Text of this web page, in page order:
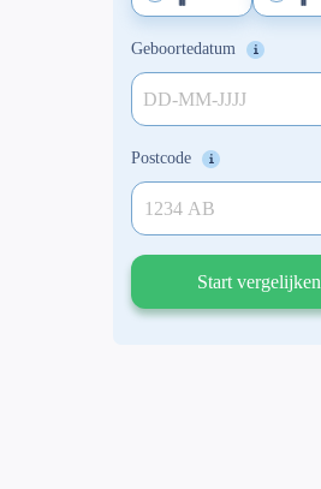
Geboortedatum
DD-MM-JJJJ
Postcode
Start vergelijken